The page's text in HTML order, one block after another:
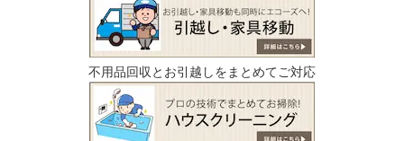
不用品回収とお引越しをまとめてご対応